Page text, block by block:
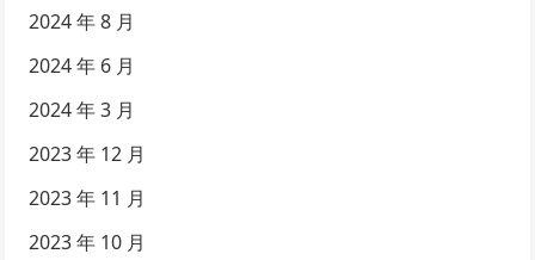
2024 年 8 月
2024 年 6 月
2024 年 3 月
2023 年 12 月
2023 年 11 月
2023 年 10 月